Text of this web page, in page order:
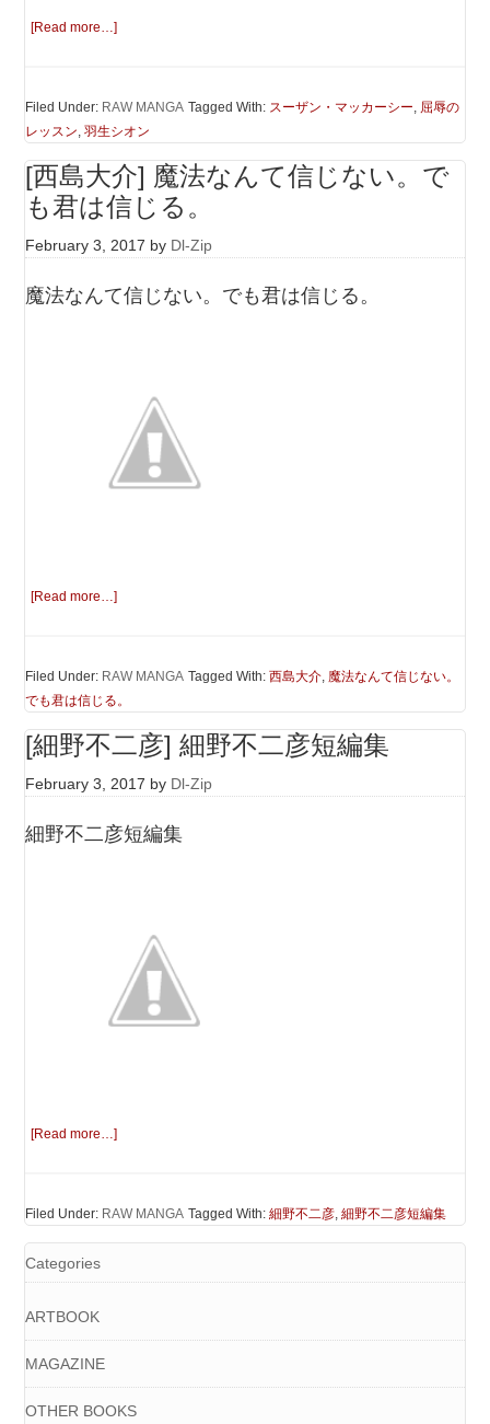
[Read more…]
Filed Under: RAW MANGA Tagged With: スーザン・マッカーシー, 屈辱の
レッスン,羽生シオン
[西島大介] 魔法なんて信じない。で
も君は信じる。
February 3, 2017 by Dl-Zip
魔法なんて信じない。でも君は信じる。
[Read more…]
Filed Under: RAW MANGA Tagged With:西島大介, 魔法なんて信じない。
でも君は信じる。
[細野不二彦] 細野不二彦短編集
February 3, 2017 by Dl-Zip
細野不二彦短編集
[Read more…]
Filed Under: RAW MANGA Tagged With:細野不二彦,細野不二彦短編集
Categories
ARTBOOK
MAGAZINE
OTHER BOOKS